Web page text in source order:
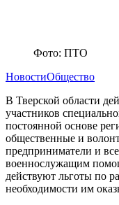
Фото: ПТО
НовостиОбщество
В Тверской области
участников
постоянной основе
общественные и
предприниматели и
военнослужащим
действуют льготы по
необходимости им